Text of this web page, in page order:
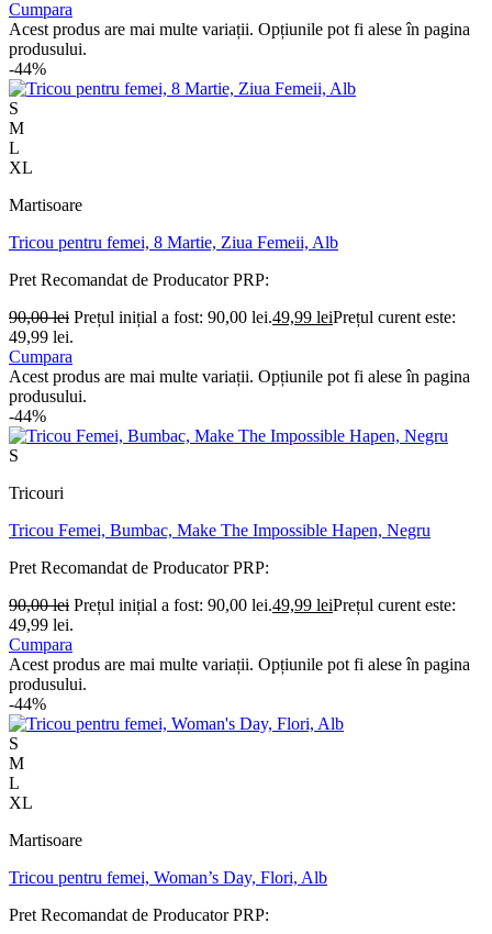
Cumpara
Acest produs are mai multe variații. Opțiunile pot fi alese în pagina
produsului.
-44%
S
M
L
XL
Martisoare
Tricou pentru femei, 8 Martie, Ziua Femeii, Alb
Pret Recomandat de ProducatorPRP:
90,00lei Prețul inițial a fost: 90,00 lei.49,99 leiPrețul curent este:
49,99 lei.
Cumpara
Acest produs are mai multe variații. Opțiunile pot fi alese în pagina
produsului.
-44%
S
Tricouri
Tricou Femei, Bumbac, Make The Impossible Hapen, Negru
Pret Recomandat de ProducatorPRP:
90,00lei Prețul inițial a fost: 90,00 lei.49,99 leiPrețul curent este:
49,99 lei.
Cumpara
Acest produs are mai multe variații. Opțiunile pot fi alese în pagina
produsului.
-44%
S
M
L
XL
Martisoare
Tricou pentru femei, Woman’s Day, Flori, Alb
Pret Recomandat de ProducatorPRP: